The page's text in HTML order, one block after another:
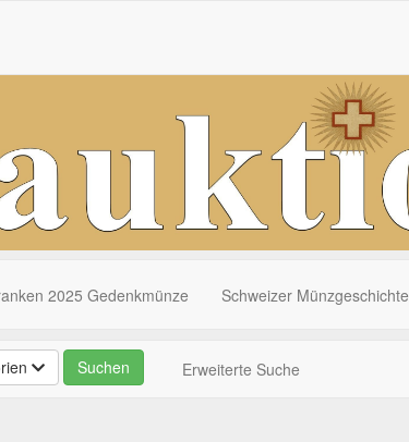
2025 Gedenkmünze Schweizer Münzgeschichte
Erweiterte Suche